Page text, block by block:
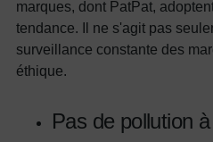
marques, dont PatPat,
tendance. Il ne s'agit pas
surveillance constante des
éthique.
Pas de pollution